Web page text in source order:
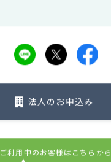
法人のお申込み
ご利用中のお客様はこちらから